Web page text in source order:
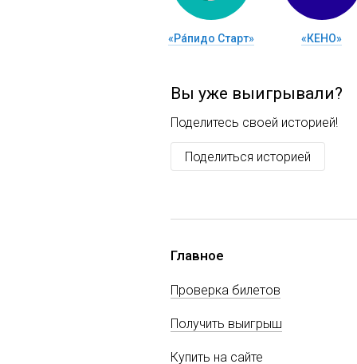
«Ра́пидо Старт» «КЕНО»
Вы уже выигрывали?
Поделитесь своей историей!
Поделиться историей
Главное
Проверка билетов
Получить выигрыш
Купить на сайте